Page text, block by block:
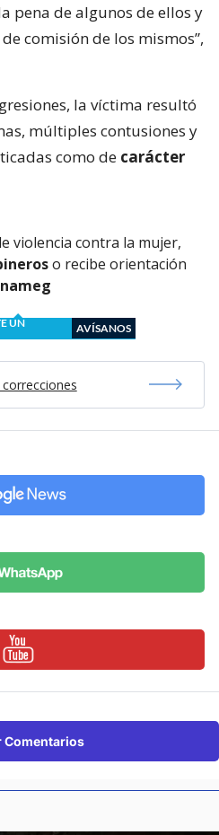
pena de algunos de ellos y
comisión de los mismos”,
la víctima resultó
múltiples contusiones y
como de carácter
violencia contra la mujer,
o recibe orientación
UN
AVÍSANOS
Comentarios